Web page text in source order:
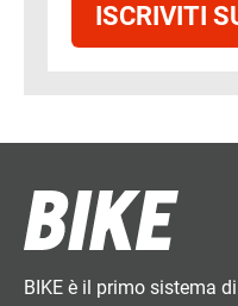
ISCRIVITI
BIKE è il primo sistema